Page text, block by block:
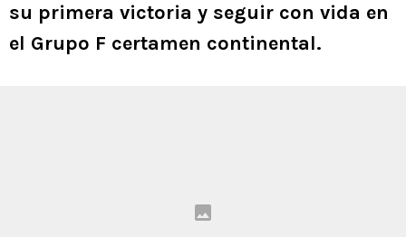
su primera victoria y seguir con vida en
el Grupo F certamen continental.